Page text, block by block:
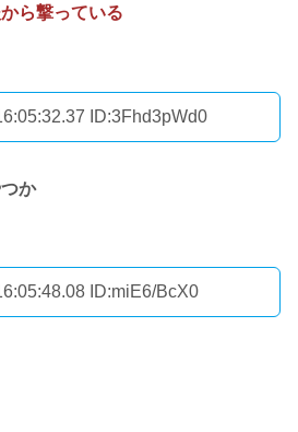
ら撃っている
ID:3Fhd3pWd0
か
ID:miE6/BcX0